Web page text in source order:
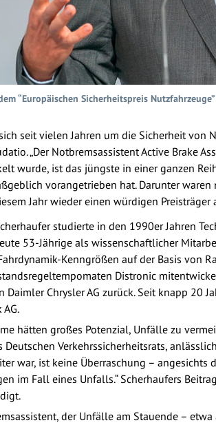
“Europäischen Sicherheitspreis
seit vielen Jahren um die Sicherheit von
„Der Notbremsassistent Active Brake
wurde, ist das jüngste in einer ganzen
vorangetrieben hat. Darunter
Jahr wieder einen würdigen Preisträger
studierte in den 1990er Jahren
53-Jährige als wissenschaftlicher
Kenngrößen auf der Basis von
Distronic
Daimler Chrysler AG zurück. Seit knapp 20
hätten großes Potenzial, Unfälle zu
Verkehrssicherheitsrats,
war, ist keine Überraschung –
im Fall eines Unfalls.“ Scherhaufers
der Unfälle am Stauende –